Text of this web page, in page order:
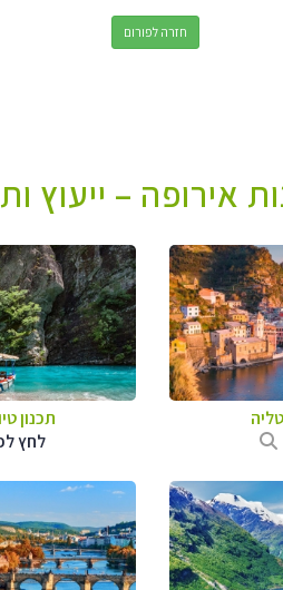
חזרה לפורום
אירופה – ייעוץ
תכנון
לחץ